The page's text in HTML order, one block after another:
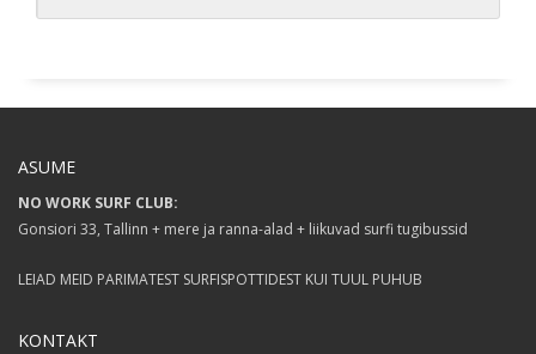
ASUME
NO WORK SURF CLUB:
Gonsiori 33, Tallinn + mere ja ranna-alad + liikuvad surfi tugibussid
LEIAD MEID PARIMATEST SURFISPOTTIDEST KUI TUUL PUHUB
KONTAKT